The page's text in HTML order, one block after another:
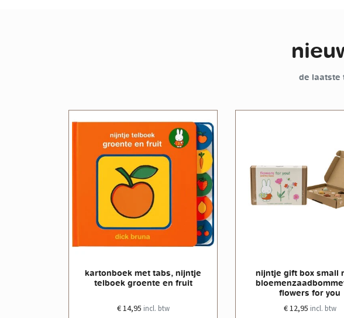
de laatste
kartonboek met tabs, nijntje
telboek groente en fruit
€ 14,95 incl. btw
nijntje gift box small
flowers for you
€ 12,95 incl. btw